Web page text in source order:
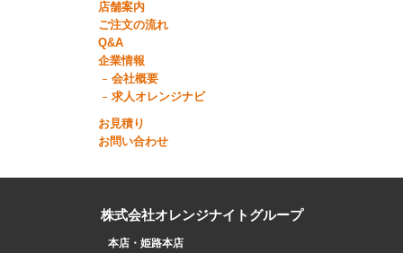
店舗案内
ご注文の流れ
Q&A
企業情報
会社概要
求人オレンジナビ
お見積り
お問い合わせ
株式会社オレンジナイトグループ
本店・姫路本店